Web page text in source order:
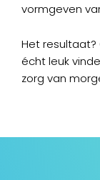
vormgeven
Het resultaat?
écht leuk
zorg van